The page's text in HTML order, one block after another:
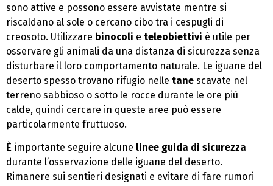
sono attive e possono essere avvistate mentre si
riscaldano al sole o cercano cibo tra i cespugli di
creosoto. Utilizzare binocoli e teleobiettivi è utile per
osservare gli animali da una distanza di sicurezza senza
disturbare il loro comportamento naturale. Le iguane del
deserto spesso trovano rifugio nelle tane scavate nel
terreno sabbioso o sotto le rocce durante le ore più
calde, quindi cercare in queste aree può essere
particolarmente fruttuoso.
È importante seguire alcune linee guida di sicurezza
durante l’osservazione delle iguane del deserto.
Rimanere sui sentieri designati e evitare di fare rumori